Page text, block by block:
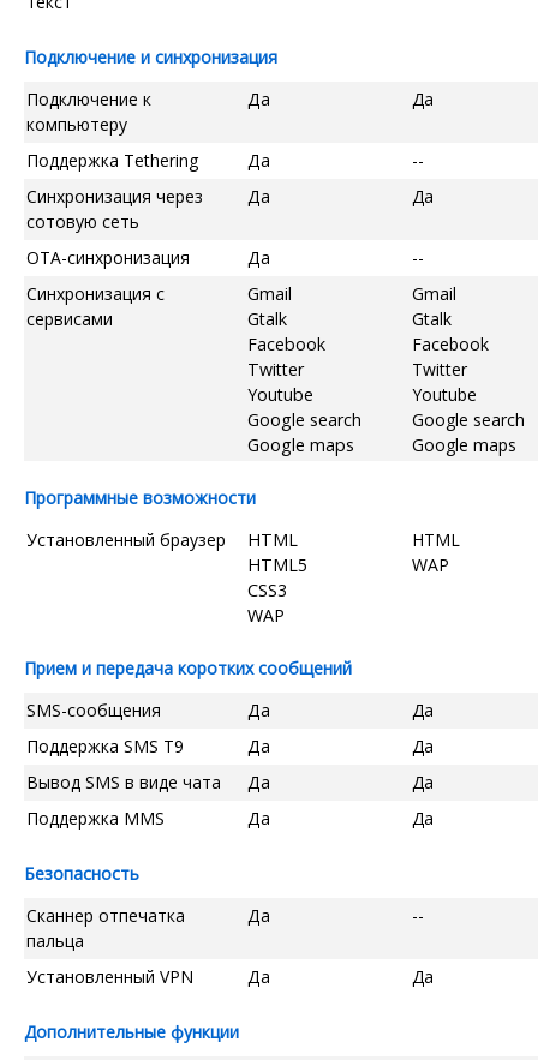
Подключение и синхронизация
Подключение к
компьютеру
Да Да
Поддержка Tethering Да
--
Синхронизация через
сотовую сеть
Да Да
OTA-синхронизация Да
--
Синхронизация с
сервисами
Gmail
Gtalk
Facebook
Twitter
Youtube
Google search
Google maps
Gmail
Gtalk
Facebook
Twitter
Youtube
Google search
Google maps
Программные возможности
Установленный браузер
HTML
HTML5
CSS3
WAP
HTML
WAP
Прием и передача коротких сообщений
SMS-сообщения
Да
Да
Поддержка SMS T9
Да
Да
Вывод SMS в виде чата
Да
Да
Поддержка MMS
Да Да
Безопасность
Сканнер отпечатка
пальца
Да --
Установленный VPN Да Да
Дополнительные функции